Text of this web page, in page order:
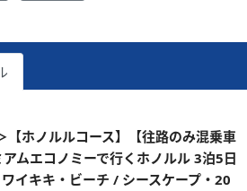
【ホノルルコース】【往路のみ混乗車
ムエコノミーで行くホノルル 3泊5日
イキキ・ビーチ / シースケープ・20